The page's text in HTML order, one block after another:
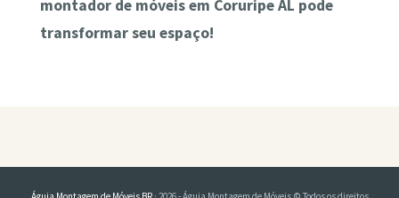
montador de móveis em Coruripe AL pode
transformar seu espaço!